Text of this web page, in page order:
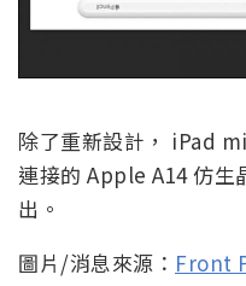
除了重新設計， iPad
連接的 Apple A14 仿生
出。
圖片/消息來源： Front